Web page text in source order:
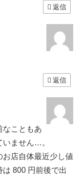
返信
返信
なこともあ
いません…。
店自体最近少し値
は 800 円前後で出